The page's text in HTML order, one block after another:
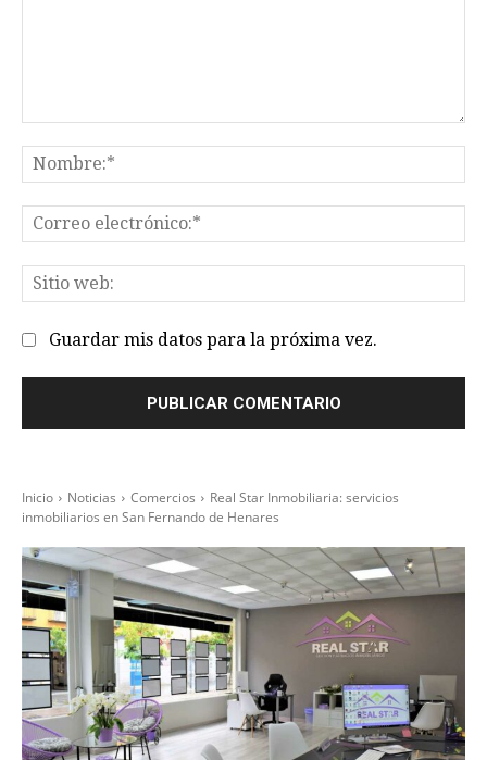
Guardar mis datos para la próxima vez.